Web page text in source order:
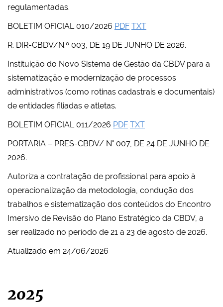
regulamentadas.
BOLETIM OFICIAL 010/2026 PDF TXT
R. DIR-CBDV/N.º 003, DE 19 DE JUNHO DE 2026.
Instituição do Novo Sistema de Gestão da CBDV para a
sistematização e modernização de processos
administrativos (como rotinas cadastrais e documentais)
de entidades filiadas e atletas.
BOLETIM OFICIAL 011/2026 PDF TXT
PORTARIA – PRES-CBDV/ N° 007, DE 24 DE JUNHO DE
2026.
Autoriza a contratação de profissional para apoio à
operacionalização da metodologia, condução dos
trabalhos e sistematização dos conteúdos do Encontro
Imersivo de Revisão do Plano Estratégico da CBDV, a
ser realizado no período de 21 a 23 de agosto de 2026.
Atualizado em 24/06/2026
2025